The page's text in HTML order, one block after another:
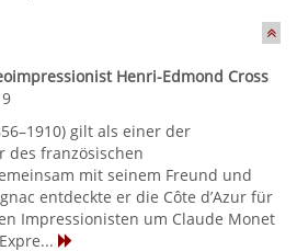
Henri-Edmond Cross
gilt als einer der
des französischen
mit seinem Freund und
entdeckte er die Côte d’Azur für
Impressionisten um Claude Monet